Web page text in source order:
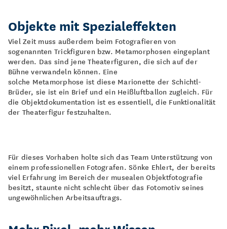
Objekte mit Spezialeffekten
Viel Zeit muss außerdem beim Fotografieren von
sogenannten Trickfiguren bzw. Metamorphosen eingeplant
werden. Das sind jene Theaterfiguren, die sich auf der
Bühne verwandeln können. Eine
solche Metamorphose ist diese Marionette der Schichtl-
Brüder, sie ist ein Brief und ein Heißluftballon zugleich. Für
die Objektdokumentation ist es essentiell, die Funktionalität
der Theaterfigur festzuhalten.
Für dieses Vorhaben holte sich das Team Unterstützung von
einem professionellen Fotografen. Sönke Ehlert, der bereits
viel Erfahrung im Bereich der musealen Objektfotografie
besitzt, staunte nicht schlecht über das Fotomotiv seines
ungewöhnlichen Arbeitsauftrags.